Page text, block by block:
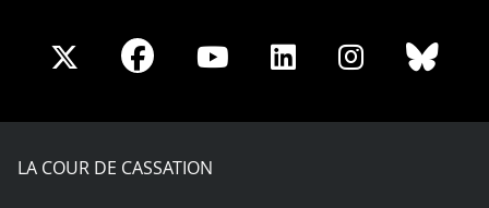
Share
X
Share
Facebook
Share
Youtube
Share
LinkedIn
Share
Instagram
LA COUR DE CASSATION